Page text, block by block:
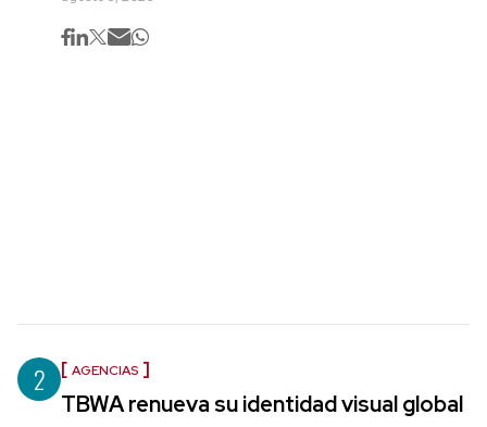
2 AGENCIAS
TBWA renueva su identidad visual global